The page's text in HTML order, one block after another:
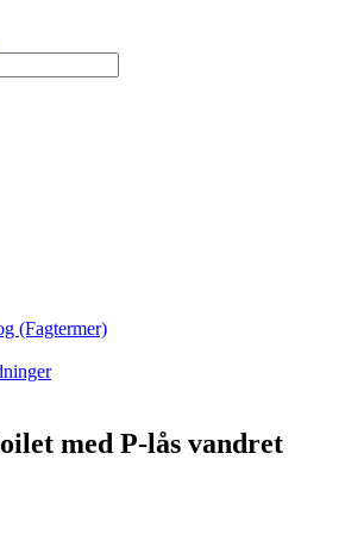
(Fagtermer)
med P-lås vandret